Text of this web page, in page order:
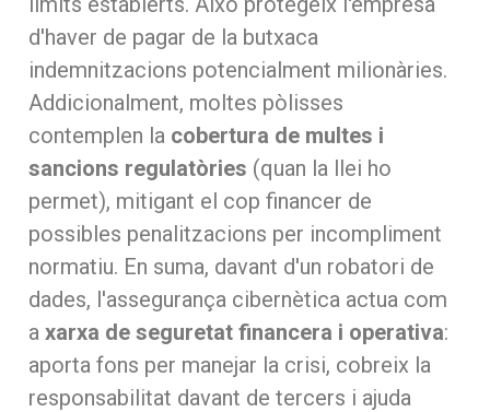
d'haver de pagar de la butxaca
indemnitzacions potencialment milionàries.
Addicionalment, moltes pòlisses
contemplen la cobertura de multes i
sancions regulatòries (quan la llei ho
permet), mitigant el cop financer de
possibles penalitzacions per incompliment
normatiu. En suma, davant d'un robatori de
dades, l'assegurança cibernètica actua com
a xarxa de seguretat financera i operativa:
aporta fons per manejar la crisi, cobreix la
responsabilitat davant de tercers i ajuda